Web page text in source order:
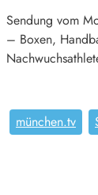
Sendung vom
– Boxen,
münchen.tv